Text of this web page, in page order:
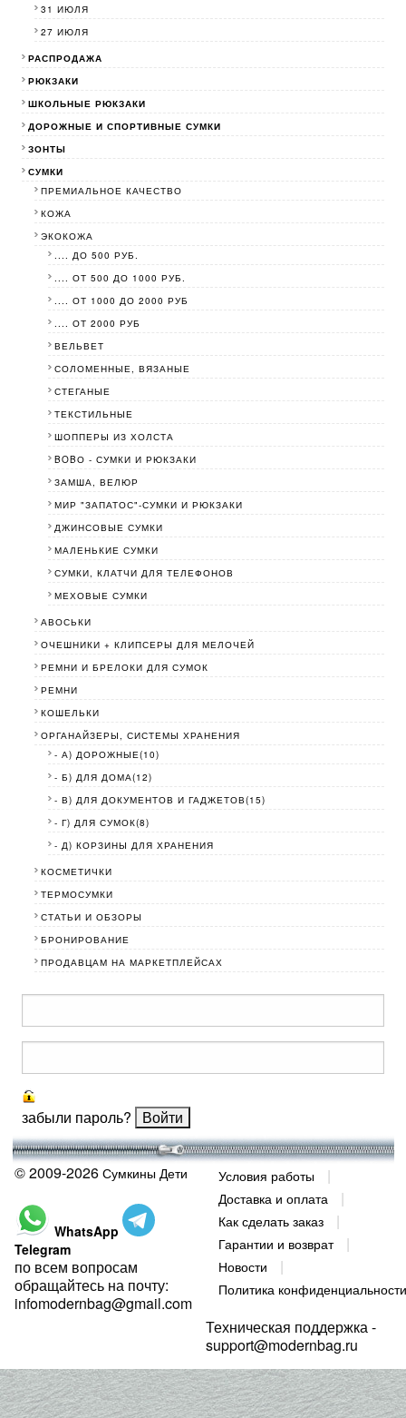
31 ИЮЛЯ
27 ИЮЛЯ
РАСПРОДАЖА
РЮКЗАКИ
ШКОЛЬНЫЕ РЮКЗАКИ
ДОРОЖНЫЕ И СПОРТИВНЫЕ СУМКИ
ЗОНТЫ
СУМКИ
ПРЕМИАЛЬНОЕ КАЧЕСТВО
КОЖА
ЭКОКОЖА
.... ДО 500 РУБ.
.... ОТ 500 ДО 1000 РУБ.
.... ОТ 1000 ДО 2000 РУБ
.... ОТ 2000 РУБ
ВЕЛЬВЕТ
СОЛОМЕННЫЕ, ВЯЗАНЫЕ
СТЕГАНЫЕ
ТЕКСТИЛЬНЫЕ
ШОППЕРЫ ИЗ ХОЛСТА
BOBО - СУМКИ И РЮКЗАКИ
ЗАМША, ВЕЛЮР
МИР "ЗАПАТОС"-СУМКИ И РЮКЗАКИ
ДЖИНСОВЫЕ СУМКИ
МАЛЕНЬКИЕ СУМКИ
СУМКИ, КЛАТЧИ ДЛЯ ТЕЛЕФОНОВ
МЕХОВЫЕ СУМКИ
АВОСЬКИ
ОЧЕШНИКИ + КЛИПСЕРЫ ДЛЯ МЕЛОЧЕЙ
РЕМНИ И БРЕЛОКИ ДЛЯ СУМОК
РЕМНИ
КОШЕЛЬКИ
ОРГАНАЙЗЕРЫ, СИСТЕМЫ ХРАНЕНИЯ
- А) ДОРОЖНЫЕ(10)
- Б) ДЛЯ ДОМА(12)
- В) ДЛЯ ДОКУМЕНТОВ И ГАДЖЕТОВ(15)
- Г) ДЛЯ СУМОК(8)
- Д) КОРЗИНЫ ДЛЯ ХРАНЕНИЯ
КОСМЕТИЧКИ
ТЕРМОСУМКИ
СТАТЬИ И ОБЗОРЫ
БРОНИРОВАНИЕ
ПРОДАВЦАМ НА МАРКЕТПЛЕЙСАХ
забыли пароль?
© 2009-2026 Сумкины Дети
WhatsApp
Telegram
по всем вопросам
обращайтесь на почту:
infomodernbag@gmail.com
Условия работы
Доставка и оплата
Как сделать заказ
Гарантии и возврат
Новости
Политика конфиденциальности
Техническая поддержка -
support@modernbag.ru